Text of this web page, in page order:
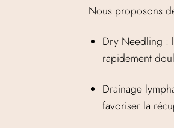
Nous proposons
Dry Needling :
rapidement
Drainage
favoriser la